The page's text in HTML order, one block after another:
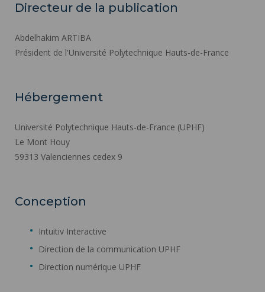
Directeur de la publication
Abdelhakim ARTIBA
Président de l'Université Polytechnique Hauts-de-France
Hébergement
Université Polytechnique Hauts-de-France (UPHF)
Le Mont Houy
59313 Valenciennes cedex 9
Conception
Intuitiv Interactive
Direction de la communication UPHF
Direction numérique UPHF